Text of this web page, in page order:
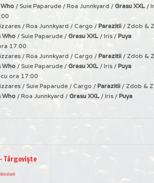
Who / Suie Paparude / Roa Junnkyard / Grasu XXL /
/ Roa Junnkyard / Cargo / Parazitii / Zdob &
Who / Suie Paparude / Grasu XXL / Iris / Puya
17:00
/ Roa Junnkyard / Cargo / Parazitii / Zdob &
Who / Suie Paparude / Grasu XXL / Iris / Puya
ora 17:00
/ Suie Paparude / Cargo / Parazitii / Zdob &
Who / Roa Junnkyard / Grasu XXL / Iris / Puya
Târgovişte